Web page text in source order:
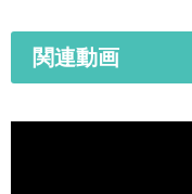
関連動画